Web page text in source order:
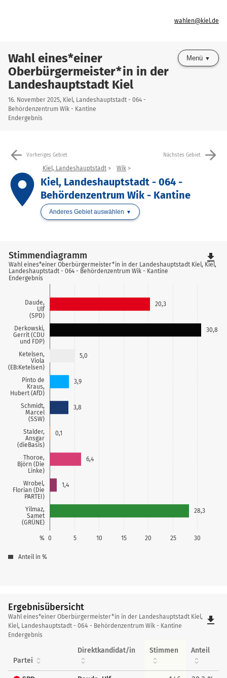
wahlen@kiel.de
Wahl eines*einer
Oberbürgermeister*in in der
Landeshauptstadt Kiel
16. November 2025, Kiel, Landeshauptstadt - 064 -
Behördenzentrum Wik - Kantine
Endergebnis
Menü
arrow_back Vorheriges Gebiet Nächstes Gebiet arrow_forward
place
Kiel, Landeshauptstadt Wik
Kiel, Landeshauptstadt - 064 -
Behördenzentrum Wik - Kantine
Anderes Gebiet auswählen
Daude,
Ulf
(SPD)
Derkowski,
Gerrit (CDU
und FDP)
Ketelsen,
Viola
(EB:Ketelsen)
Pinto de
Kraus,
Hubert (AfD)
Schmidt,
Marcel
(SSW)
Stalder,
Ansgar
(dieBasis)
Thoroe,
Björn (Die
Linke)
Wrobel,
Florian (Die
PARTEI)
Yilmaz,
Samet
(GRÜNE)
0 5 10 15 20 25 30
%
20,3
30,8
5,0
3,9
3,8
0,1
6,4
1,4
28,3
Stimmendiagramm
Wahl eines*einer Oberbürgermeister*in in der Landeshauptstadt Kiel, Kiel,
Landeshauptstadt - 064 - Behördenzentrum Wik - Kantine
Endergebnis
Anteil in %
file_download
Ergebnisübersicht
Ergebnisübersicht
Wahl eines*einer Oberbürgermeister*in in der Landeshauptstadt Kiel,
Kiel, Landeshauptstadt - 064 - Behördenzentrum Wik - Kantine
Endergebnis
file_download
Partei
Direktkandidat/in Stimmen Anteil